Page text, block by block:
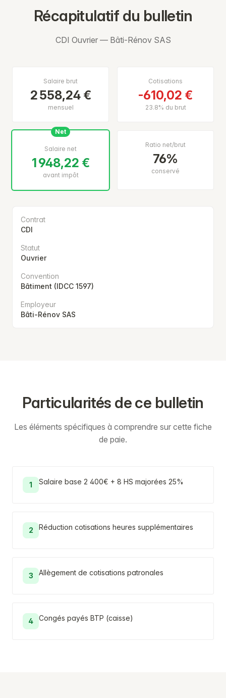
Récapitulatif du bulletin
CDI Ouvrier — Bâti-Rénov SAS
Salaire brut
2 558,24 €
mensuel
Cotisations
-610,02 €
23.8% du brut
Net
Salaire net
1 948,22 €
avant impôt
Ratio net/brut
76%
conservé
Contrat
CDI
Statut
Ouvrier
Convention
Bâtiment (IDCC 1597)
Employeur
Bâti-Rénov SAS
Particularités de ce bulletin
Les éléments spécifiques à comprendre sur cette fiche
de paie.
1 Salaire base 2 400€ + 8 HS majorées 25%
2 Réduction cotisations heures supplémentaires
3 Allègement de cotisations patronales
4 Congés payés BTP (caisse)